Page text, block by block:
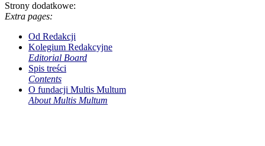
Strony dodatkowe:
Extra pages:
Od Redakcji
Kolegium Redakcyjne
Editorial Board
Spis treści
Contents
O fundacji Multis Multum
About Multis Multum